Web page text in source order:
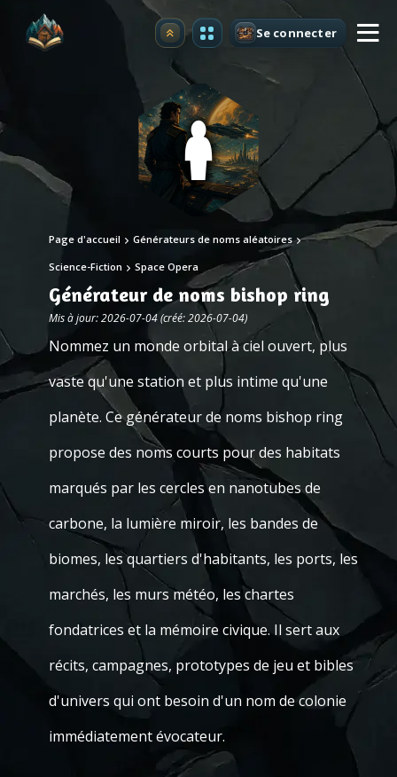
Premium Se connecter
Page d'accueil Générateurs de noms aléatoires
Science-Fiction Space Opera
Générateur de noms bishop ring
Mis à jour: 2026-07-04 (créé: 2026-07-04)
Nommez un monde orbital à ciel ouvert, plus
vaste qu'une station et plus intime qu'une
planète. Ce générateur de noms bishop ring
propose des noms courts pour des habitats
marqués par les cercles en nanotubes de
carbone, la lumière miroir, les bandes de
biomes, les quartiers d'habitants, les ports, les
marchés, les murs météo, les chartes
fondatrices et la mémoire civique. Il sert aux
récits, campagnes, prototypes de jeu et bibles
d'univers qui ont besoin d'un nom de colonie
immédiatement évocateur.